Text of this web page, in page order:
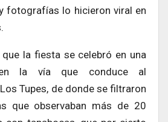
fotografías lo hicieron viral en
que la fiesta se celebró en una
la vía que conduce al
Tupes, de donde se filtraron
que observaban más de 20